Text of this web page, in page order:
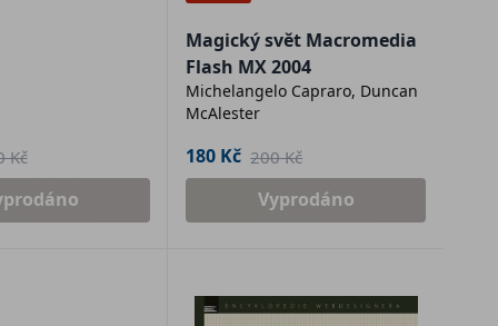
Kč
Magický svět Macromedia
Flash MX 2004
Michelangelo Capraro, Duncan
McAlester
180 Kč 200 Kč
Vyprodáno